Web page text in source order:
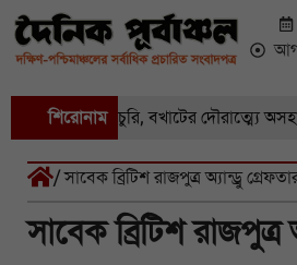
শিরোনাম
পর একচুরি, বখাটের দৌরাত্ম্যে অসহায়
/ সাবেক ব্রিটিশ রাজপুত্র অ্যান্ড্রু
সাবেক ব্রিটিশ রাজপুত্র